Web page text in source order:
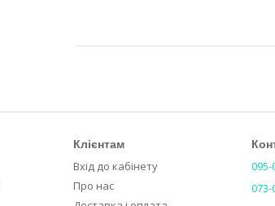
Клієнтам
Вхід до кабінету
Про нас
095-
073-